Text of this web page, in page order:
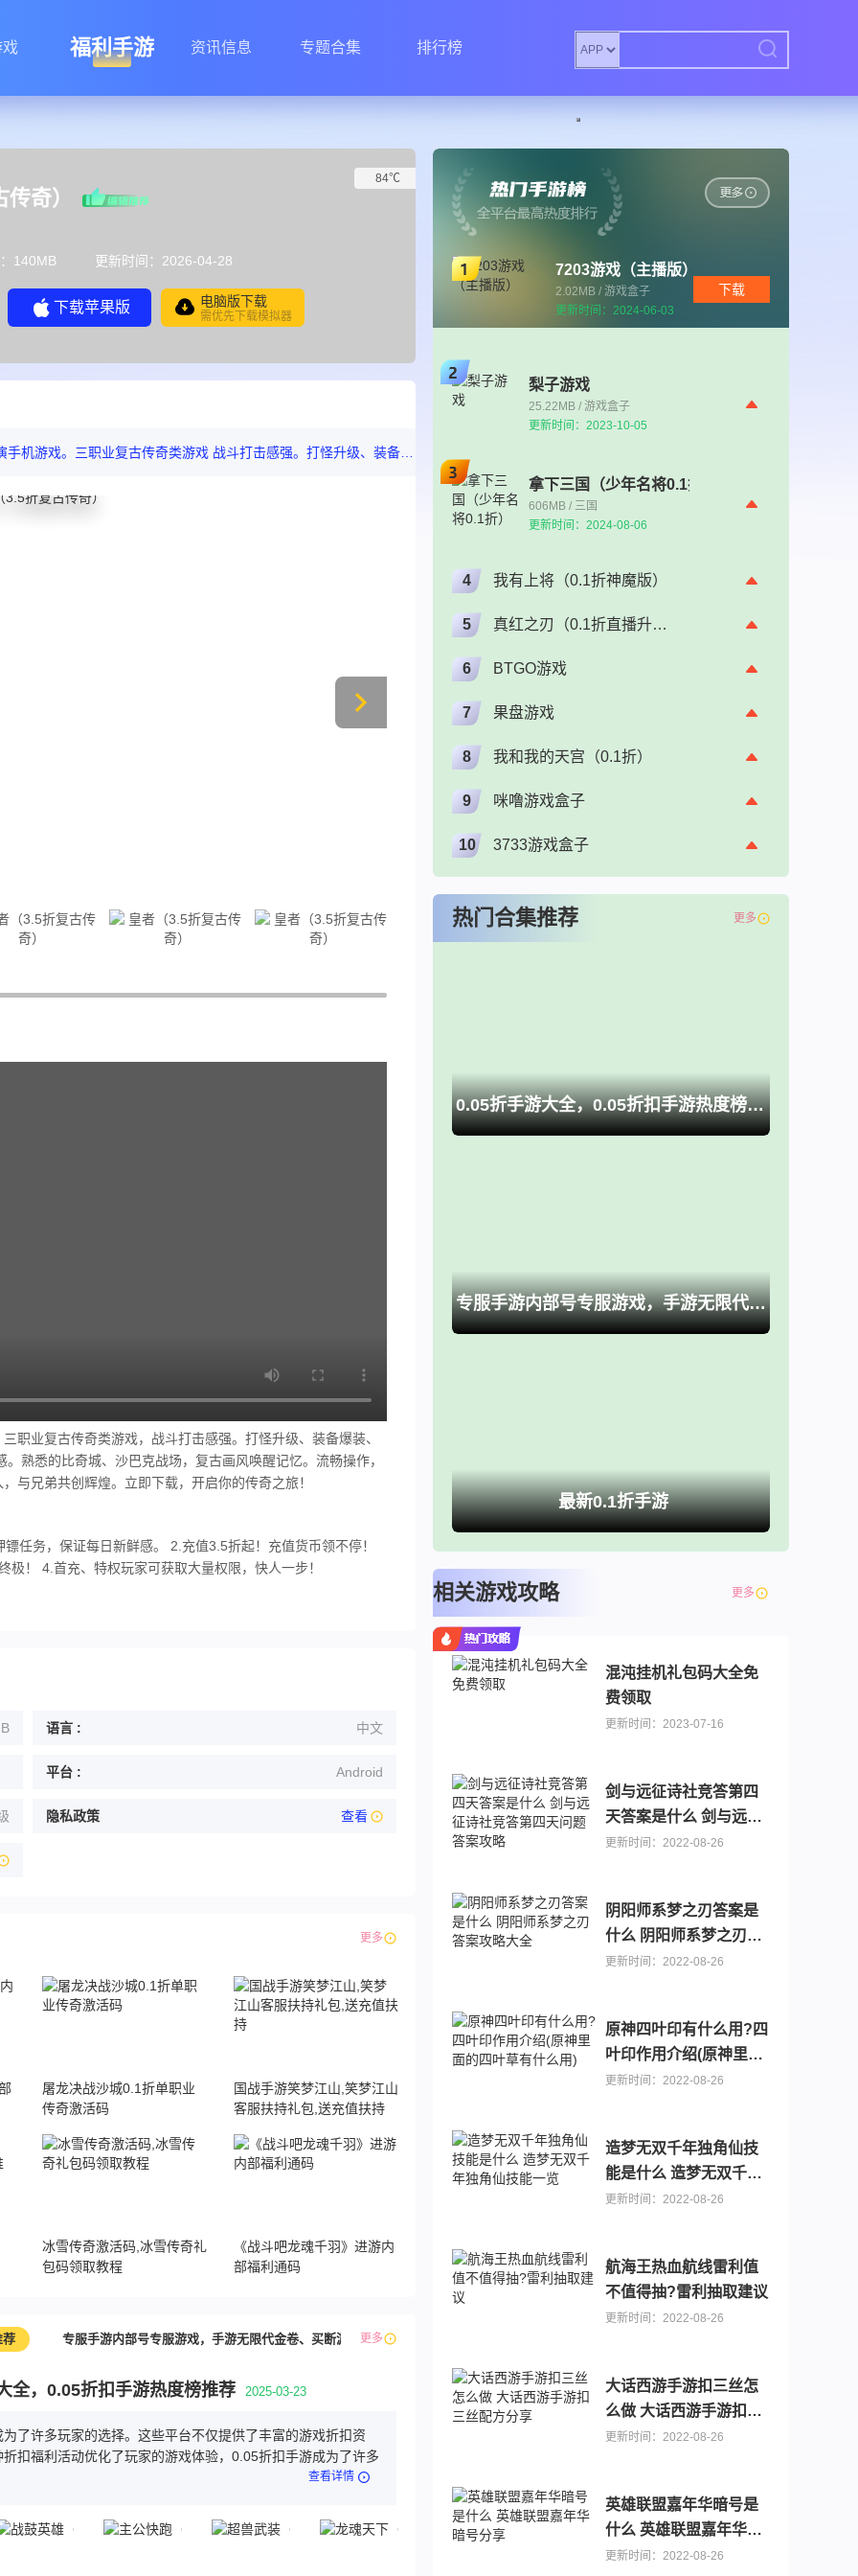
戏 福利手游 资讯信息 专题合集 排行榜
奇）
140MB 更新时间：2026-04-28
下载苹果版 电脑版下载
需优先下载模拟器
84℃
攻城战和押镖任务 保证每日新鲜感。熟悉的比奇城、沙巴克战场 复古画风唤醒记忆。流畅操作 让你瞬间找回当年的手感。别再犹豫！皇者传奇等你加入 与兄弟共创辉煌。立即下载 开启你的传奇之旅！
职业复古传奇类游戏，战斗打击感强。打怪升级、装备爆装、
熟悉的比奇城、沙巴克战场，复古画风唤醒记忆。流畅操作，
与兄弟共创辉煌。立即下载，开启你的传奇之旅！
任务，保证每日新鲜感。 2.充值3.5折起！充值货币领不停！
！ 4.首充、特权玩家可获取大量权限，快人一步！
语言 : 中文
平台 : Android
隐私政策 查看
更多
屠龙决战沙城0.1折单职业
传奇激活码
国战手游笑梦江山,笑梦江山
客服扶持礼包,送充值扶持
冰雪传奇激活码,冰雪传奇礼
包码领取教程
《战斗吧龙魂千羽》进游内
部福利通码
更多
荐 专服手游内部号专服游戏，手游无限代金卷、买断游戏
全，0.05折扣手游热度榜推荐 2025-03-23
了许多玩家的选择。这些平台不仅提供了丰富的游戏折扣资
扣福利活动优化了玩家的游戏体验，0.05折扣手游成为了许多
查看详情
7203游戏（主播版）
2.02MB / 游戏盒子
更新时间：2024-06-03
下载
梨子游戏
25.22MB / 游戏盒子
更新时间：2023-10-05
拿下三国（少年名将0.1折）
606MB / 三国
更新时间：2024-08-06
4 我有上将（0.1折神魔版）
5 真红之刃（0.1折直播升级版）（奇迹）
6 BTGO游戏
7 果盘游戏
8 我和我的天宫（0.1折）
9 咪噜游戏盒子
10 3733游戏盒子
热门合集推荐 更多
0.05折手游大全，0.05折扣手游热度榜推荐
专服手游内部号专服游戏，手游无限代金卷、买断游戏
最新0.1折手游
相关游戏攻略 更多
混沌挂机礼包码大全免
费领取
更新时间：2023-07-16
剑与远征诗社竞答第四
天答案是什么 剑与远征
诗社竞答第四天问题答
更新时间：2022-08-26
阴阳师系梦之刃答案是
什么 阴阳师系梦之刃答
案攻略大全
更新时间：2022-08-26
原神四叶印有什么用?四
叶印作用介绍(原神里面
的四叶草有什么用)
更新时间：2022-08-26
造梦无双千年独角仙技
能是什么 造梦无双千年
独角仙技能一览
更新时间：2022-08-26
航海王热血航线雷利值
不值得抽?雷利抽取建议
更新时间：2022-08-26
大话西游手游扣三丝怎
么做 大话西游手游扣三
丝配方分享
更新时间：2022-08-26
英雄联盟嘉年华暗号是
什么 英雄联盟嘉年华暗
号分享
更新时间：2022-08-26